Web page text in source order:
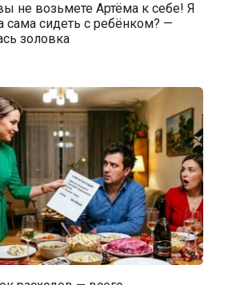
не возьмете Артёма к себе! Я
сама сидеть с ребёнком? —
золовка